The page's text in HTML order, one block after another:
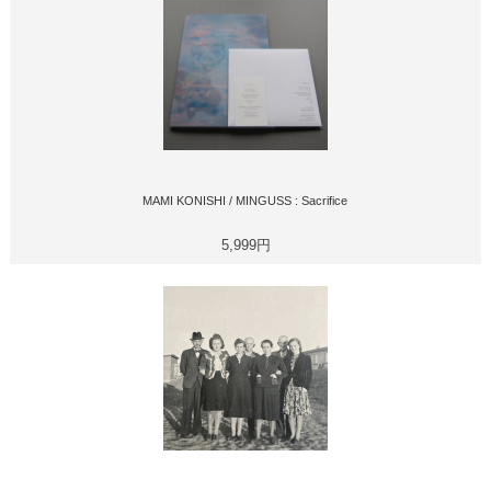
MAMI KONISHI / MINGUSS : Sacrifice
5,999円